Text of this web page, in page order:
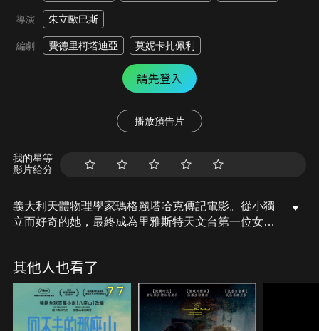
導演 朱立歐巴斯
編劇 費德里柯塔迪亞 莫妮卡扎佩利
請先登入
播放預告片
我的星等
影片給分
義大利天體物理學家瑪格麗塔哈克傳記電影。從小獨
立而好奇的她，最終成為里雅斯特天文台第一位女台
其他人也看了
7.7